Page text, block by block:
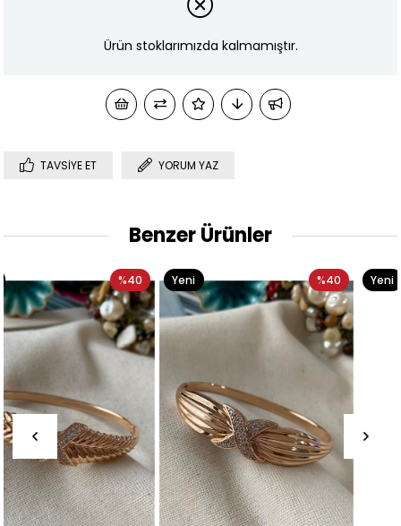
Ürün stoklarımızda kalmamıştır.
TAVSIYE ET YORUM YAZ
Benzer Ürünler
%40
Yeni
Ürün
Yeni
Ürün